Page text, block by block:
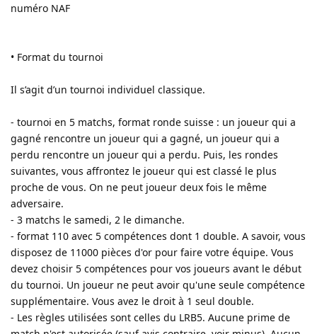
numéro NAF
• Format du tournoi
Il s’agit d’un tournoi individuel classique.
- tournoi en 5 matchs, format ronde suisse : un joueur qui a
gagné rencontre un joueur qui a gagné, un joueur qui a
perdu rencontre un joueur qui a perdu. Puis, les rondes
suivantes, vous affrontez le joueur qui est classé le plus
proche de vous. On ne peut joueur deux fois le même
adversaire.
- 3 matchs le samedi, 2 le dimanche.
- format 110 avec 5 compétences dont 1 double. A savoir, vous
disposez de 11000 pièces d'or pour faire votre équipe. Vous
devez choisir 5 compétences pour vos joueurs avant le début
du tournoi. Un joueur ne peut avoir qu'une seule compétence
supplémentaire. Vous avez le droit à 1 seul double.
- Les règles utilisées sont celles du LRB5. Aucune prime de